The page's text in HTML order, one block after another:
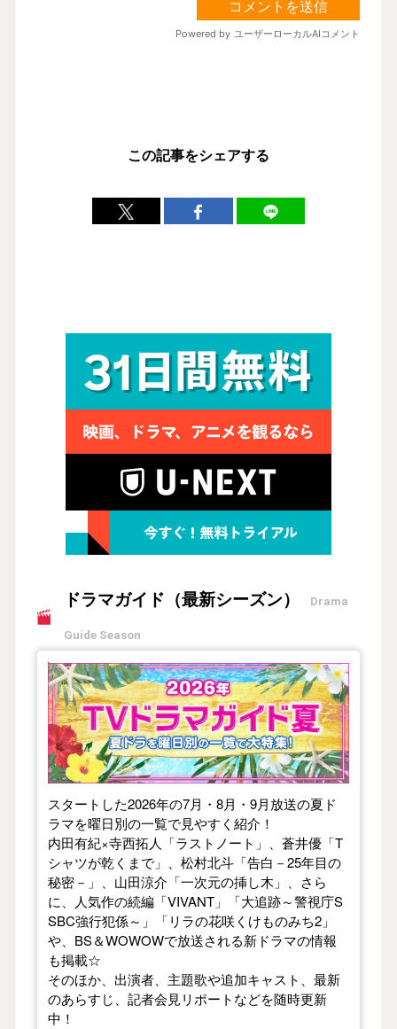
この記事をシェアする
ドラマガイド（最新シーズン） Drama
Guide Season
【2026年夏】TVドラマガイド
スタートした2026年の7月・8月・9月放送の夏ド
ラマを曜日別の一覧で見やすく紹介！
内田有紀×寺西拓人「ラストノート」、蒼井優「T
シャツが乾くまで」、松村北斗「告白－25年目の
秘密－」、山田涼介「一次元の挿し木」、さら
に、人気作の続編「VIVANT」「大追跡～警視庁S
SBC強行犯係～」「リラの花咲くけものみち2」
や、BS＆WOWOWで放送される新ドラマの情報
も掲載☆
そのほか、出演者、主題歌や追加キャスト、最新
のあらすじ、記者会見リポートなどを随時更新
中！